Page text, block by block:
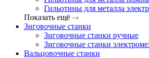
Гильотины для металла
Показать ещё
Зиговочные станки
Зиговочные станки ручные
Зиговочные станки
Вальцовочные станки